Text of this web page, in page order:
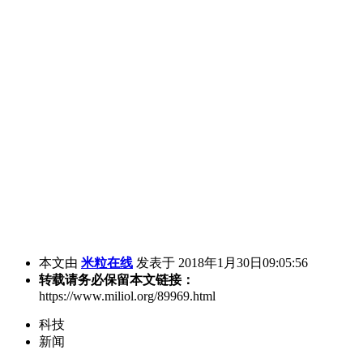
本文由 米粒在线 发表于 2018年1月30日09:05:56
转载请务必保留本文链接：
https://www.miliol.org/89969.html
科技
新闻